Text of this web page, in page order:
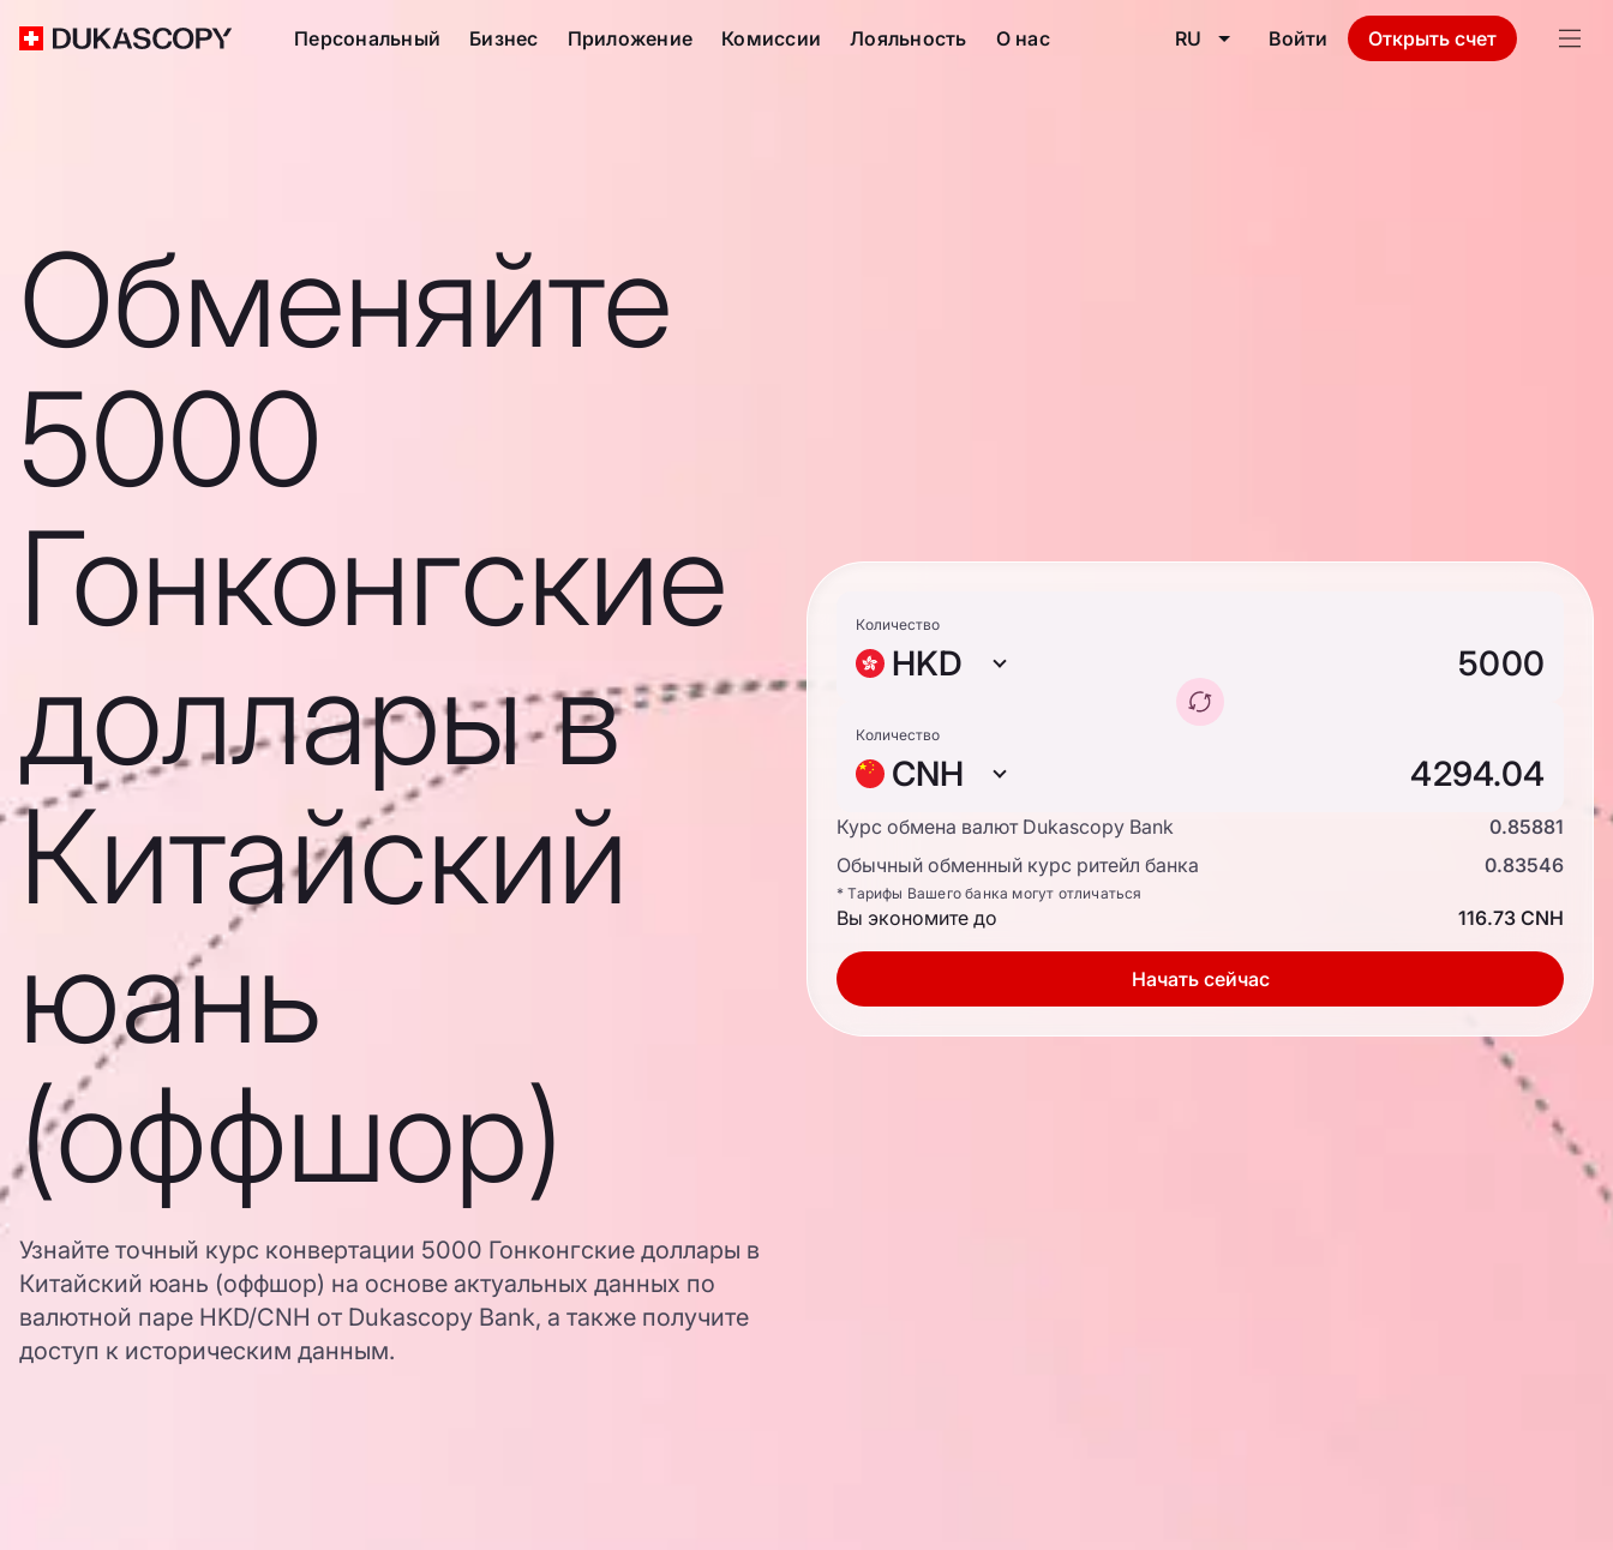
Персональный Бизнес Приложение Комиссии Лояльность О нас RU Войти Открыть счет
Обменяйте
5000
Гонконгские
доллары в
Китайский
юань
(оффшор)
Узнайте точный курс конвертации 5000 Гонконгские доллары в
Китайский юань (оффшор) на основе актуальных данных по
валютной паре HKD/CNH от Dukascopy Bank, а также получите
доступ к историческим данным.
Количество
HKD
Количество
CNH
Курс обмена валют Dukascopy Bank
0.85881
Обычный обменный курс ритейл банка
0.83546
* Тарифы Вашего банка могут отличаться
Вы экономите до 116.73 CNH
Начать сейчас